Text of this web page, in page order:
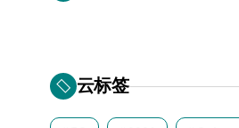
云标签